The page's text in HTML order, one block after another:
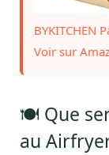
BYKITCHEN
Voir sur
🍽️ Que
au